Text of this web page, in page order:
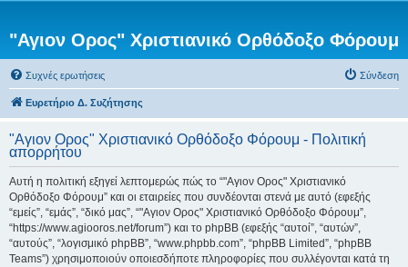
"Αγιον Ορος" Χριστιανικό Ορθόδοξο Φόρουμ
Συχνές ερωτήσεις Σύνδεση
Ευρετήριο Δ. Συζήτησης
"Αγιον Ορος" Χριστιανικό Ορθόδοξο Φόρουμ - Πολιτική
απορρήτου
Αυτή η πολιτική εξηγεί λεπτομερώς πώς το “"Αγιον Ορος" Χριστιανικό
Ορθόδοξο Φόρουμ” και οι εταιρείες που συνδέονται στενά με αυτό (εφεξής
“εμείς”, “εμάς”, “δικό μας”, “"Αγιον Ορος" Χριστιανικό Ορθόδοξο Φόρουμ”,
“https://www.agiooros.net/forum”) και το phpBB (εφεξής “αυτοί”, “αυτών”,
“αυτούς”, “λογισμικό phpBB”, “www.phpbb.com”, “phpBB Limited”, “phpBB
Teams”) χρησιμοποιούν οποιεσδήποτε πληροφορίες που συλλέγονται κατά τη